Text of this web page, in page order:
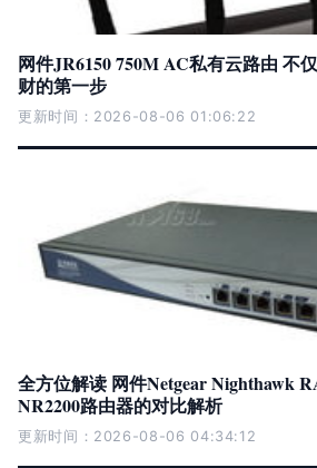
网件JR6150 750M AC私有云路由 不
财的第一步
更新时间：2026-08-06 01:06:22
全方位解读 网件Netgear Nighthawk
NR2200路由器的对比解析
更新时间：2026-08-06 04:34:12